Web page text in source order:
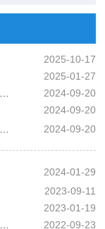
2025-10-17
2025-01-27
2024-09-20
2024-09-20
2024-09-20
2024-01-29
2023-09-11
2023-01-19
2022-09-23